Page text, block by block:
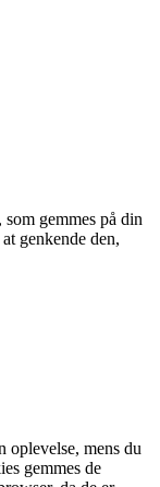
gemmes på din
genkende den,
oplevelse, mens du
gemmes de